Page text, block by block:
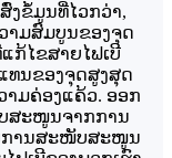
ງຂໍ້ມູນທີ່ໄວກວ່າ,
າມສົມບູນຂອງຈຸດ
ກ້ໄຂສາຍໄຟເບີ
ແທນຂອງຈຸດສູງສຸດ
າມຄ່ອງແຄ້ວ. ອອກ
ສະໜູນຈາກການ
ການສະໜັບສະໜູນ